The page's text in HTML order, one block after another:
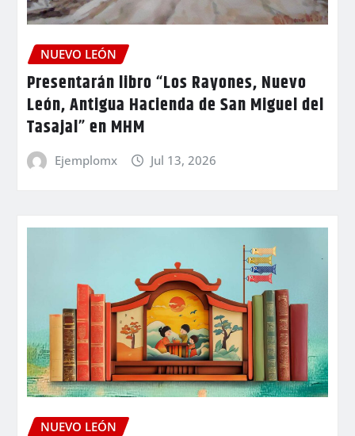
NUEVO LEÓN
Presentarán libro “Los Rayones, Nuevo
León, Antigua Hacienda de San Miguel del
Tasajal” en MHM
Ejemplomx Jul 13, 2026
NUEVO LEÓN